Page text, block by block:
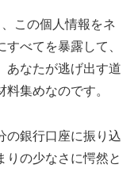
この個人情報をネ
べてを暴露して、
あなたが逃げ出す道
集めなのです。
の銀行口座に振り込
りの少なさに愕然と